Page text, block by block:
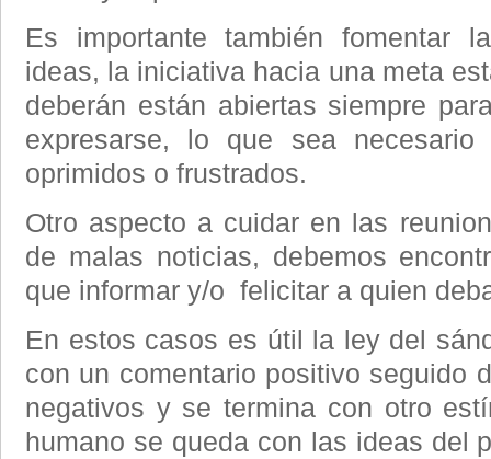
Es importante también fomentar
ideas, la iniciativa hacia una meta
deberán están abiertas siempre
expresarse, lo que sea
oprimidos o frustrados.
Otro aspecto a cuidar en las
de malas noticias, debemos
que informar y/o felicitar a quien
En estos casos es útil la ley del
con un comentario positivo seguido
negativos y se termina con otro
humano se queda con las ideas del